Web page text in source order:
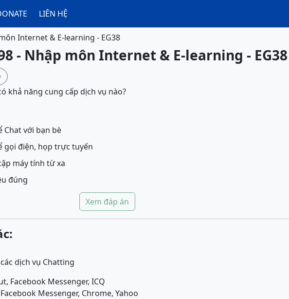
LIÊN HỆ
Internet & E-learning - EG38
- Nhập môn Internet & E-learning - EG38
khả năng cung cấp dịch vụ nào?
Chat với bạn bè
gọi điện, họp trực tuyến
máy tính từ xa
đúng
Xem đáp án
dịch vụ Chatting
Facebook Messenger, ICQ
Messenger, Chrome, Yahoo